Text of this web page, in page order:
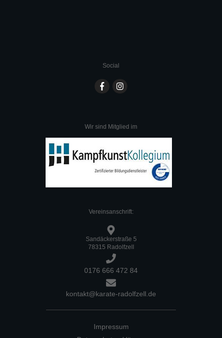
Social
Wir sind Mitglied im
Vereinsanschrift:
Sandäckerstraße 5
78315 Radolfzell
0176 666 472 84
kontakt@karate-radolfzell.de
Impressum